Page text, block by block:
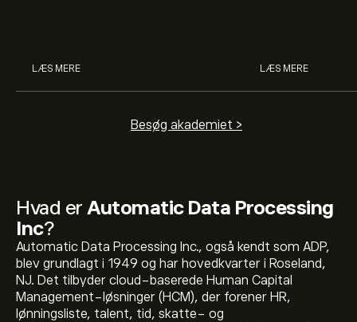
Hvad er Automatic Data Processing
Inc?
Automatic Data Processing Inc., også kendt som ADP,
blev grundlagt i 1949 og har hovedkvarter i Roseland,
NJ. Det tilbyder cloud-baserede Human Capital
Management-løsninger (HCM), der forener HR,
lønningsliste, talent, tid, skatte- og
LÆS MERE LÆS MERE
Besøg akademiet >